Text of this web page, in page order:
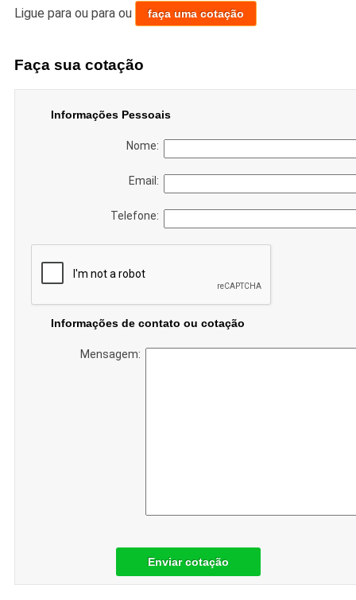
Ligue para ou para ou faça uma cotação
Faça sua cotação
Informações Pessoais
Nome:
Email:
Telefone:
Informações de contato ou cotação
Mensagem:
Enviar cotação